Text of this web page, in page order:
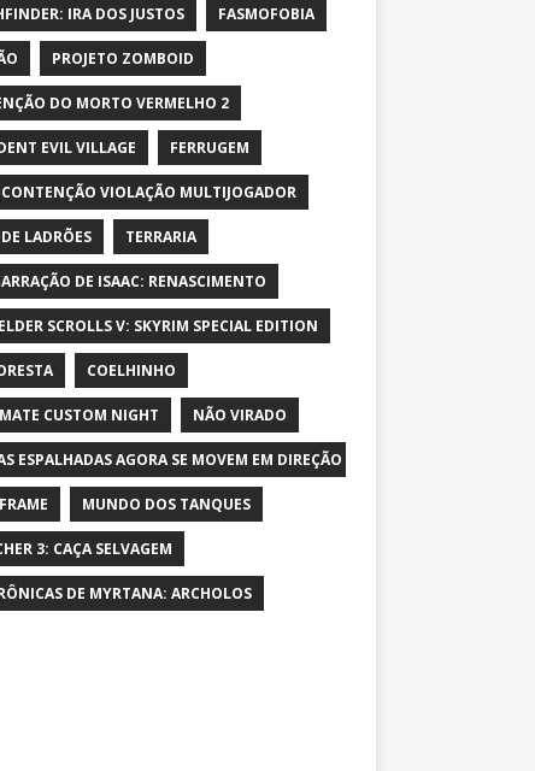
IRA DOS JUSTOS FASMOFOBIA
PROJETO ZOMBOID
DO MORTO VERMELHO 2
EVIL VILLAGE FERRUGEM
CONTENÇÃO VIOLAÇÃO MULTIJOGADOR
LADRÕES TERRARIA
DE ISAAC: RENASCIMENTO
SCROLLS V: SKYRIM SPECIAL EDITION
COELHINHO
CUSTOM NIGHT NÃO VIRADO
ESPALHADAS AGORA SE MOVEM EM DIREÇÃO AO PERSONAGEM E
MUNDO DOS TANQUES
3: CAÇA SELVAGEM
DE MYRTANA: ARCHOLOS